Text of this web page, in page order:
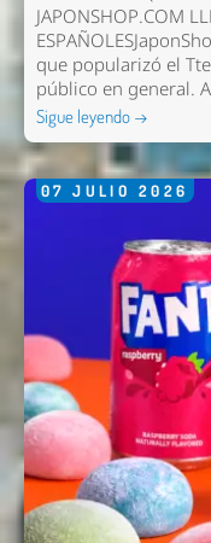
JAPONSHOP.COM
que popularizó el
público en general.
Sigue leyendo →
07 JULIO 2026